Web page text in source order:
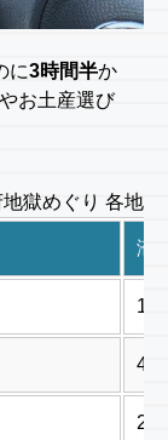
に3時間半か
お土産選び
地獄めぐり 各地
滞
10
40
20